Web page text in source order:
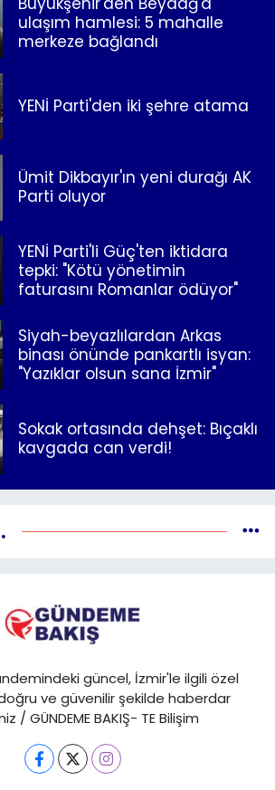
ulaşım hamlesi: 5 mahalle
merkeze bağlandı
YENİ Parti'den iki şehre atama
Ümit Dikbayır'ın yeni durağı AK
Parti oluyor
YENİ Parti'li Güç'ten iktidara
tepki: "Kötü yönetimin
faturasını Romanlar ödüyor"
Siyah-beyazlılardan Arkas
binası önünde pankartlı isyan:
"Yazıklar olsun sana İzmir"
Sokak ortasında dehşet: Bıçaklı
kavgada can verdi!
güncel, İzmir'le ilgili özel
ve güvenilir şekilde haberdar
/ GÜNDEME BAKIŞ- TE Bilişim